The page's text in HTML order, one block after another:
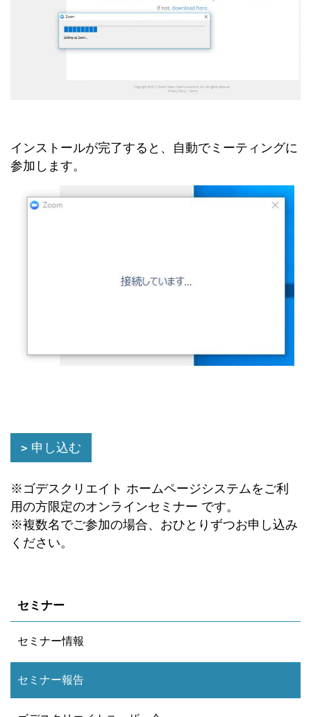
インストールが完了すると、自動でミーティングに
参加します。
申し込む
※ゴデスクリエイト ホームページシステムをご利
用の方限定のオンラインセミナー です。
※複数名でご参加の場合、おひとりずつお申し込み
ください。
セミナー
セミナー情報
セミナー報告